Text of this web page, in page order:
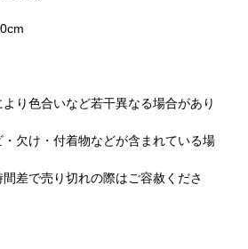
り色合いなど若干異なる場合があり
欠け・付着物などが含まれている場
差で売り切れの際はご容赦くださ